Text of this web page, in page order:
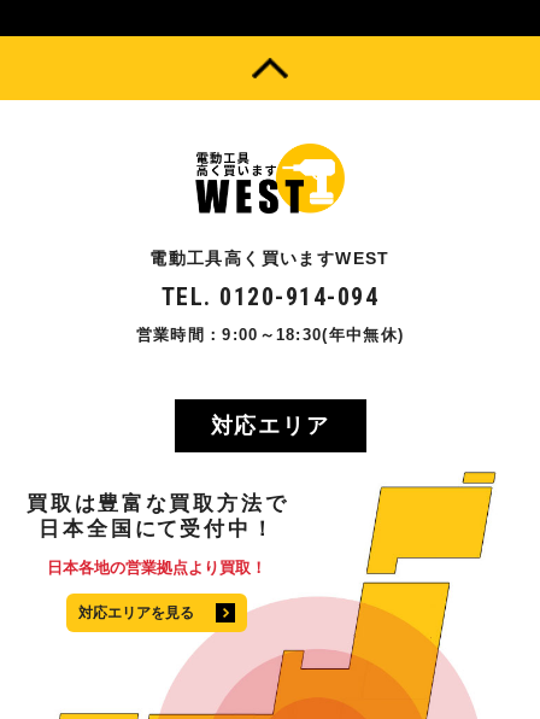
電動工具高く買いますWEST
TEL. 0120-914-094
営業時間：9:00～18:30(年中無休)
対応エリア
買取 は 豊富な買取方法で
日本全国 にて 受付中！
日本各地の営業拠点より買取！
対応エリアを見る